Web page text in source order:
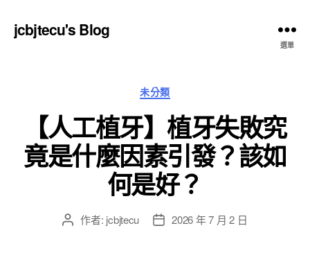
jcbjtecu's Blog
選單
分
類
未分類
【人工植牙】植牙失敗究
竟是什麼因素引發？該如
何是好？
文 作者: jcbjtecu
文 2026 年 7 月 2 日